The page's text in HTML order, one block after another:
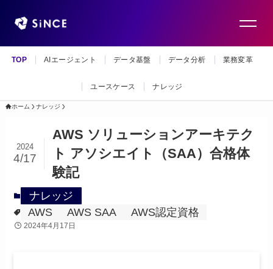
TOP AIエージェント データ基盤 データ分析 業務変革
ユースケース ナレッジ
ホーム ナレッジ
AWS ソリューションアーキテク
ト アソシエイト（SAA）合格体
験記
2024
4/17
ナレッジ
AWS
AWS SAA AWS認定資格
2024年4月17日